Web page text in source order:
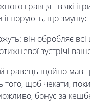
гравця - в які
ігнорують, що змушує
він обробляє всі
зустрічі
щойно мав
щоб чекати,
бонус за